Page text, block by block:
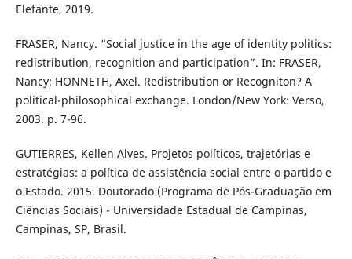
Elefante, 2019.
FRASER, Nancy. “Social justice in the age of identity politics:
redistribution, recognition and participation”. In: FRASER,
Nancy; HONNETH, Axel. Redistribution or Recogniton? A
political-philosophical exchange. London/New York: Verso,
2003. p. 7-96.
GUTIERRES, Kellen Alves. Projetos políticos, trajetórias e
estratégias: a política de assistência social entre o partido e
o Estado. 2015. Doutorado (Programa de Pós-Graduação em
Ciências Sociais) - Universidade Estadual de Campinas,
Campinas, SP, Brasil.